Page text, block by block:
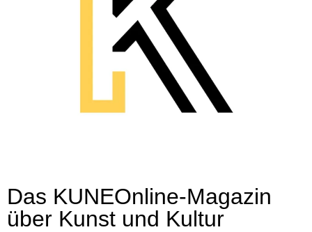
Das KUNEOnline-Magazin
über Kunst und Kultur